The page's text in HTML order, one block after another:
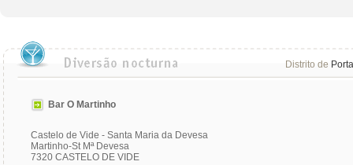
Distrito de
Bar O Martinho
Castelo de Vide - Santa Maria da Devesa
Martinho-St Mª Devesa
7320 CASTELO DE VIDE